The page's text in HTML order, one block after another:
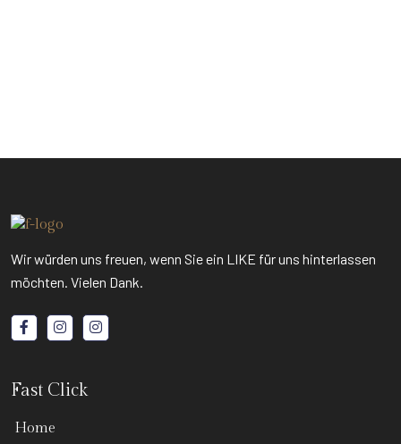
Wir würden uns freuen, wenn Sie ein LIKE für uns hinterlassen
möchten. Vielen Dank.
Fast Click
Home